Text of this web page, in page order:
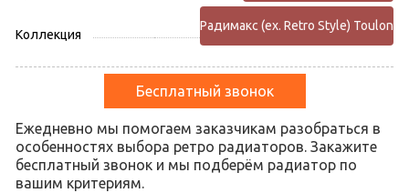
Коллекция
Радимакс (ex. Retro Style) Toulon
Бесплатный звонок
Ежедневно мы помогаем заказчикам разобраться в
особенностях выбора ретро радиаторов. Закажите
бесплатный звонок и мы подберём радиатор по
вашим критериям.